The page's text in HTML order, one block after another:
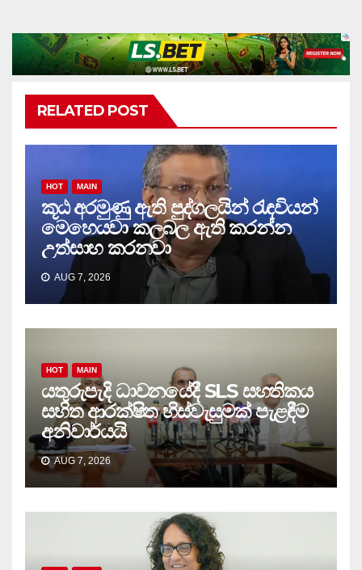
RELATED POST
HOT MAIN
කූඨ අරමුණු ඇති පුද්ගලයින් රැඳවියන්
මෙහෙයවා කලබල ඇති කරන්න
උත්සාහ කරනවා
AUG 7, 2026
HOT MAIN
යතුරුපැදි ධාවනයේදී SLS සහතිකය
සහිත ආරක්ෂිත හිස්වැසුමක් පැළඳීම
අනිවාර්යයි
AUG 7, 2026